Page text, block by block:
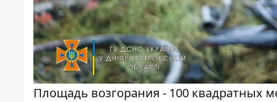
Площадь возгорания - 100 квадратных